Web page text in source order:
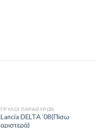
ΓΡΥΛΟΙ ΠΑΡΑΘΥΡΩΝ
Lancia DELTA ’08(Πίσω
αριστερά)